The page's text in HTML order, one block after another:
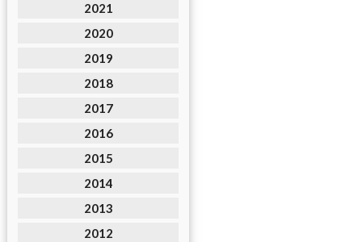
2021
2020
2019
2018
2017
2016
2015
2014
2013
2012